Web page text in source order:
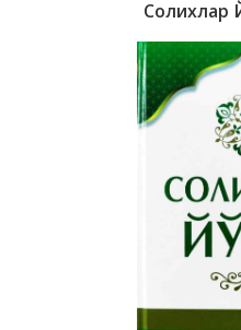
Солихлар